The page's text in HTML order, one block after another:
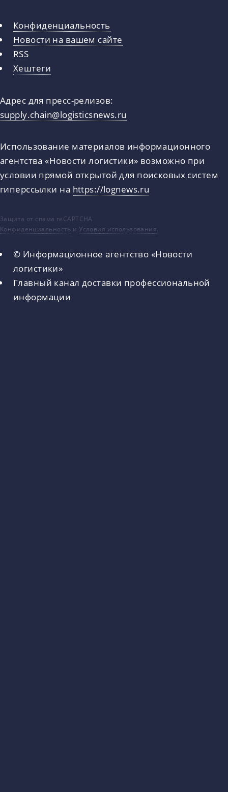
Конфиденциальность
Новости на вашем сайте
RSS
Хештеги
Адрес для пресс-релизов:
supply.chain@logisticsnews.ru
Использование материалов информационного
агентства «Новости логистики» возможно при
условии прямой открытой для поисковых систем
гиперссылки на https://lognews.ru
Защита от спама reCAPTCHA
Конфиденциальность иУсловия использования.
© Информационное агентство «Новости
логистики»
Главный канал доставки профессиональной
информации